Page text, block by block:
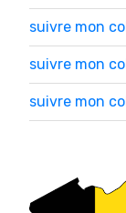
suivre mon
suivre mon
suivre mon